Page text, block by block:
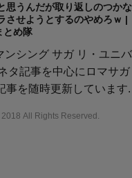
思うんだが取り返しのつかな
せようとするのやめろｗ |
とめ隊
ンシング サガ リ・ユニバ
タ記事を中心にロマサガ
事を随時更新しています.
All Rights Reserved.